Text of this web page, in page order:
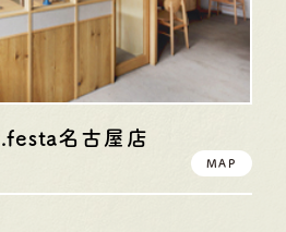
名古屋店
MAP